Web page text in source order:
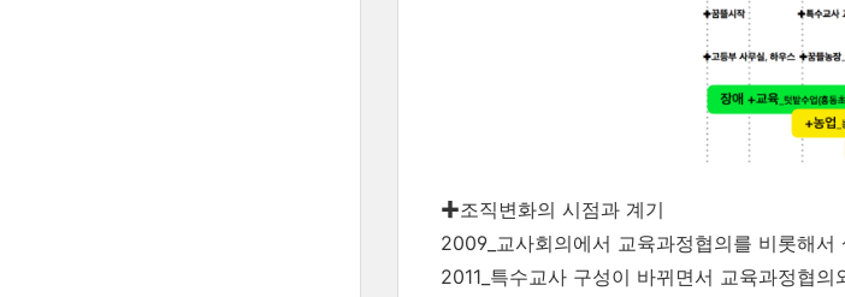
✚조직변화의 시점과 계기
2009_교사회의에서 교육과정협의를 비롯해
2011_특수교사 구성이 바뀌면서 교육과정협